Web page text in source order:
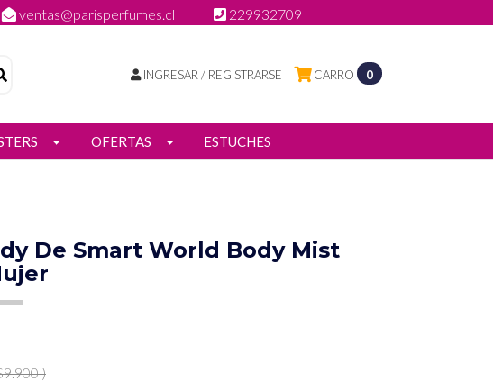
ventas@parisperfumes.cl 229932709
CARRO 0
INGRESAR / REGISTRARSE
OFERTAS ESTUCHES
De Smart World Body Mist
)